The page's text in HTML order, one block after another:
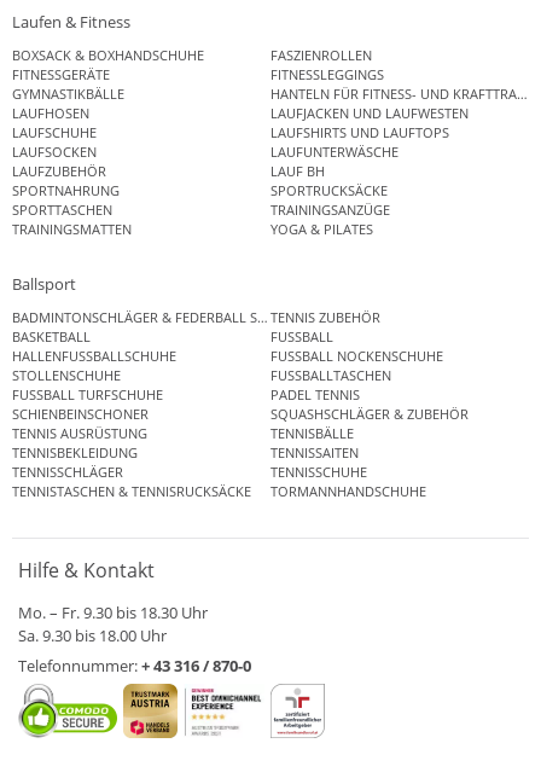
Laufen & Fitness
BOXSACK & BOXHANDSCHUHE
FASZIENROLLEN
FITNESSGERÄTE
FITNESSLEGGINGS
GYMNASTIKBÄLLE
HANTELN FÜR FITNESS- UND
LAUFHOSEN
LAUFJACKEN UND LAUFWESTEN
LAUFSCHUHE
LAUFSHIRTS UND LAUFTOPS
LAUFSOCKEN
LAUFUNTERWÄSCHE
LAUFZUBEHÖR
LAUF BH
SPORTNAHRUNG
SPORTRUCKSÄCKE
SPORTTASCHEN
TRAININGSANZÜGE
TRAININGSMATTEN
YOGA & PILATES
Ballsport
BADMINTONSCHLÄGER & FEDERBALL SETSTENNIS ZUBEHÖR
BASKETBALL
FUSSBALL
HALLENFUSSBALLSCHUHE
FUSSBALL NOCKENSCHUHE
STOLLENSCHUHE
FUSSBALLTASCHEN
FUSSBALL TURFSCHUHE
PADEL TENNIS
SCHIENBEINSCHONER
SQUASHSCHLÄGER & ZUBEHÖR
TENNIS AUSRÜSTUNG
TENNISBÄLLE
TENNISBEKLEIDUNG
TENNISSAITEN
TENNISSCHLÄGER
TENNISSCHUHE
TENNISTASCHEN & TENNISRUCKSÄCKE
TORMANNHANDSCHUHE
Hilfe & Kontakt
Mo. – Fr. 9.30 bis 18.30 Uhr
Sa. 9.30 bis 18.00 Uhr
Telefonnummer:+ 43 316 / 870-0